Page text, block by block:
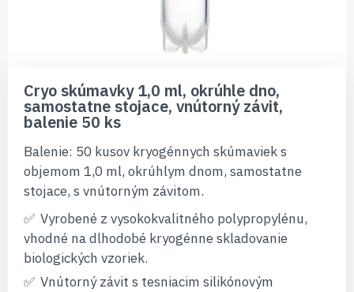
začiatok
galérie
obrázkov
Cryo skúmavky 1,0 ml, okrúhle dno,
samostatne stojace, vnútorný závit,
balenie 50 ks
Balenie: 50 kusov kryogénnych skúmaviek s
objemom 1,0 ml, okrúhlym dnom, samostatne
stojace, s vnútorným závitom.
Vyrobené z vysokokvalitného polypropylénu,
vhodné na dlhodobé kryogénne skladovanie
biologických vzoriek.
Vnútorný závit s tesniacim silikónovým